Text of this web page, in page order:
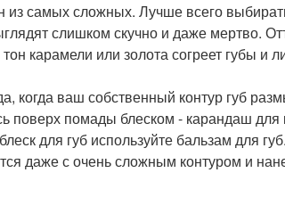
самых сложных. Лучше всего
слишком скучно и даже мертво.
карамели или золота согреет губы и
когда ваш собственный контур губ
поверх помады блеском - карандаш для
для губ используйте бальзам для
даже с очень сложным контуром и